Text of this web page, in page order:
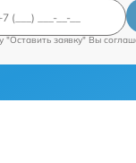
"Оставить заявку" Вы